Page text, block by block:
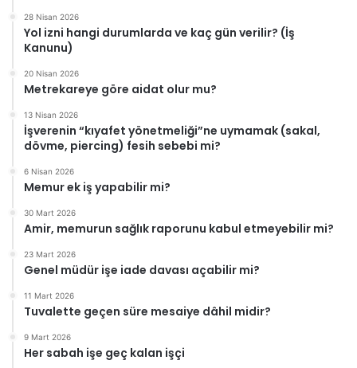
28 Nisan 2026
Yol izni hangi durumlarda ve kaç gün verilir? (İş
Kanunu)
20 Nisan 2026
Metrekareye göre aidat olur mu?
13 Nisan 2026
İşverenin “kıyafet yönetmeliği”ne uymamak (sakal,
dövme, piercing) fesih sebebi mi?
6 Nisan 2026
Memur ek iş yapabilir mi?
30 Mart 2026
Amir, memurun sağlık raporunu kabul etmeyebilir mi?
23 Mart 2026
Genel müdür işe iade davası açabilir mi?
11 Mart 2026
Tuvalette geçen süre mesaiye dâhil midir?
9 Mart 2026
Her sabah işe geç kalan işçi